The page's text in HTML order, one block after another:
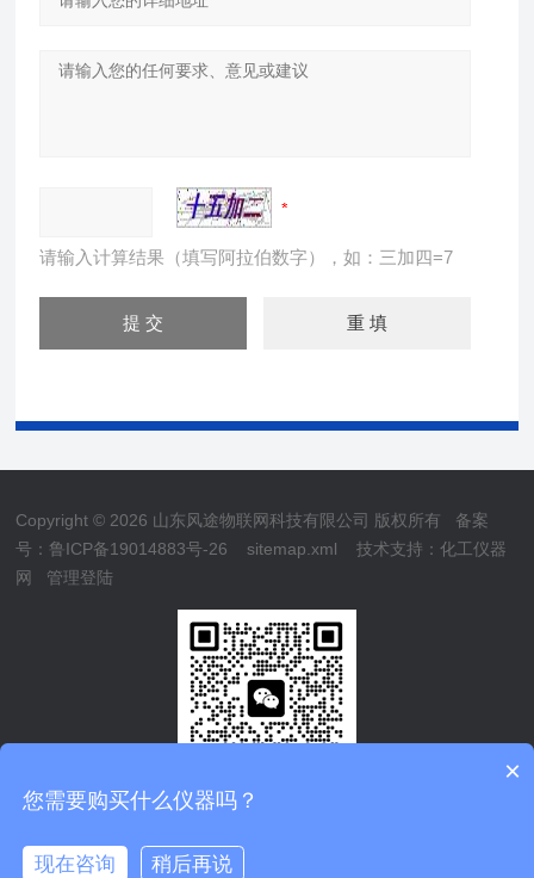
请输入计算结果（填写阿拉伯数字），如：三加四=7
Copyright © 2026 山东风途物联网科技有限公司 版权所有 备案
号：鲁ICP备19014883号-26
sitemap.xml 技术支持：化工仪器
网
管理登陆
鲁公网安备37079402370839
×
您需要购买什么仪器吗？
现在咨询 稍后再说
在线咨询